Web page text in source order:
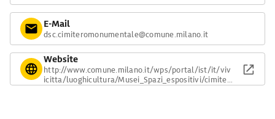
E-Mail
dsc.cimiteromonumentale@comune.milano.it
Website
http://www.comune.milano.it/wps/portal/ist/it/viv
icitta/luoghicultura/Musei_Spazi_espositivi/cimiter